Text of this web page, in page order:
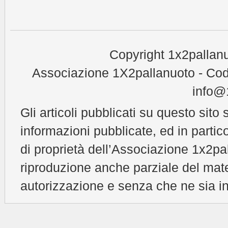
Copyright
Associazione 1X2pallanuoto -
Gli articoli pubblicati su questo sito
informazioni pubblicate, ed in
di proprietà dell’Associazione
riproduzione anche parziale del
autorizzazione e senza che ne sia